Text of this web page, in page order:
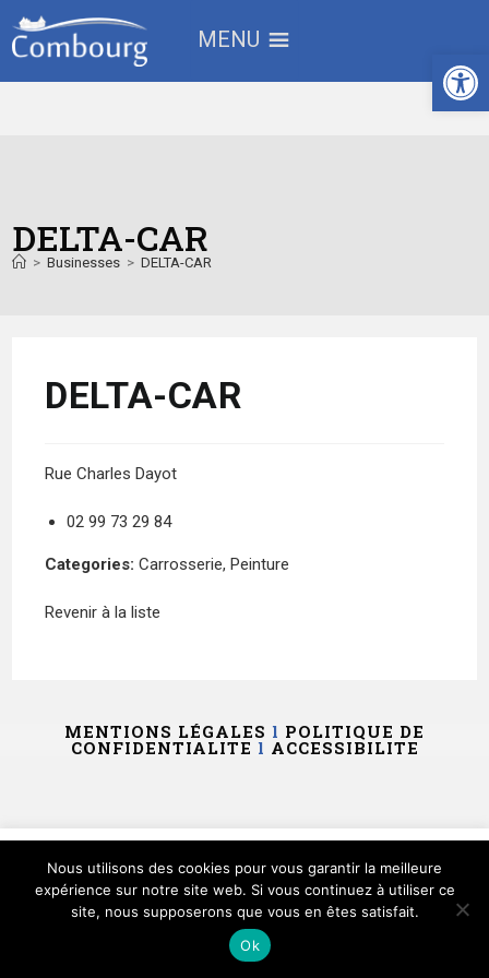
MENU
DELTA-CAR
> Businesses > DELTA-CAR
DELTA-CAR
Rue Charles Dayot
02 99 73 29 84
Categories:Carrosserie,Peinture
Revenir à la liste
MENTIONS LÉGALES l POLITIQUE DE
CONFIDENTIALITE l ACCESSIBILITE
Ce site utilise des cookies et vous donne le contrôle sur
ceux que vous souhaitez activer
Tout refuser
Nous utilisons des cookies pour vous garantir la meilleure
expérience sur notre site web. Si vous continuez à utiliser ce
site, nous supposerons que vous en êtes satisfait.
Ok